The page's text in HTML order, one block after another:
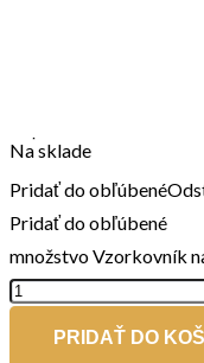
Na sklade
Pridať do obľúbené
Pridať do obľúbené
množstvo Vzorkovník
PRIDAŤ DO